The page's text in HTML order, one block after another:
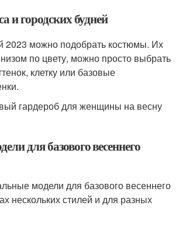
и городских будней
2023 можно подобрать костюмы. Их
по цвету, можно просто выбрать
клетку или базовые
гардероб для женщины на весну
для базового весеннего
модели для базового весеннего
нескольких стилей и для разных